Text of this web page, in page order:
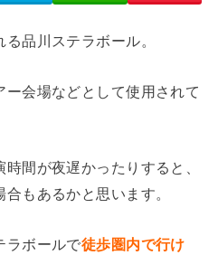
品川ステラボール。
会場などとして使用されて
間が夜遅かったりすると、
もあるかと思います。
ラボールで徒歩圏内で行け